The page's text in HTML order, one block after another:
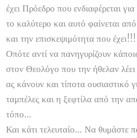
έχει Πρόεδρο που ενδιαφέρεται
το καλύτερο και αυτό φαίνεται
και την επισκεψιμότητα που έχει!!!
Οπότε αντί να πανηγυρίζουν
στον Θεολόγο που την ήθελαν
ας κάνουν και τίποτα ουσιαστικό
ταμπέλες και η ξεφτίλα από την
τόπο...
Και κάτι τελευταίο... Να θυμάστε